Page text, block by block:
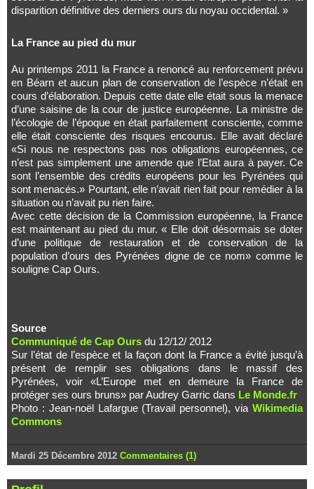
disparition définitive des derniers ours du noyau occidental. »
La France au pied du mur
Au printemps 2011 la France a renoncé au renforcement prévu
en Béarn et aucun plan de conservation de l’espèce n’était en
cours d’élaboration. Depuis cette date elle était sous la menace
d’une saisine de la cour de justice européenne. La ministre de
l’écologie de l’époque en était parfaitement consciente, comme
elle était consciente des risques encourus. Elle avait déclaré
«Si nous ne respectons pas nos obligations européennes, ce
n’est pas simplement une amende que l’Etat aura à payer. Ce
sont l’ensemble des crédits européens pour les Pyrénées qui
sont menacés.» Pourtant, elle n’avait rien fait pour remédier à la
situation ou n’avait pu rien faire.
Avec cette décision de la Commission européenne, la France
est maintenant au pied du mur. « Elle doit désormais se doter
d’une politique de restauration et de conservation de la
population d’ours des Pyrénées digne de ce nom» comme le
souligne Cap Ours.
Source
Communiqué de Cap Ours du 12/12/ 2012
Sur l’état de l’espèce et la façon dont la France a évité jusqu’à
présent de remplir ses obligations dans le massif des
Pyrénées, voir «L’Europe met en demeure la France de
protéger ses ours bruns» par Audrey Garric dans Le Monde.fr
Photo : Jean-noël Lafargue (Travail personnel), via Wikimedia
Commons
Mardi 25 Décembre 2012 Commentaires (1)